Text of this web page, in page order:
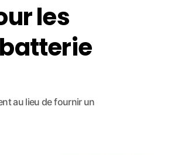
les
au lieu de fournir un